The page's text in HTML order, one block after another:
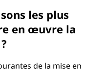
les plus
en œuvre la
de la mise en